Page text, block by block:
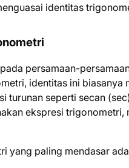
identitas
persamaan-
identitas ini
turunan seperti secan
ekspresi
yang paling mendasar